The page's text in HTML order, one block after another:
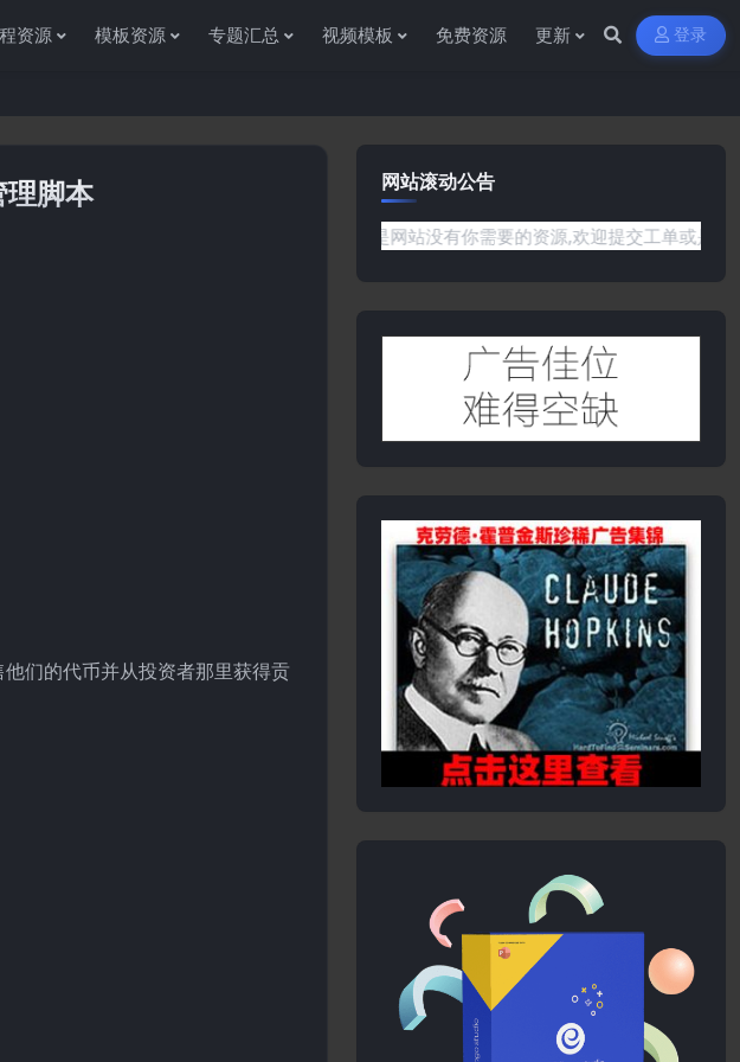
资源 模板资源 专题汇总 视频模板 免费资源 更新 登录
脚本
们的代币并从投资者那里获得贡
网站滚动公告
各种信息资源!如果遇到任何问题或是网站没有你需要的资源,欢迎提交工单或是添加客服微信